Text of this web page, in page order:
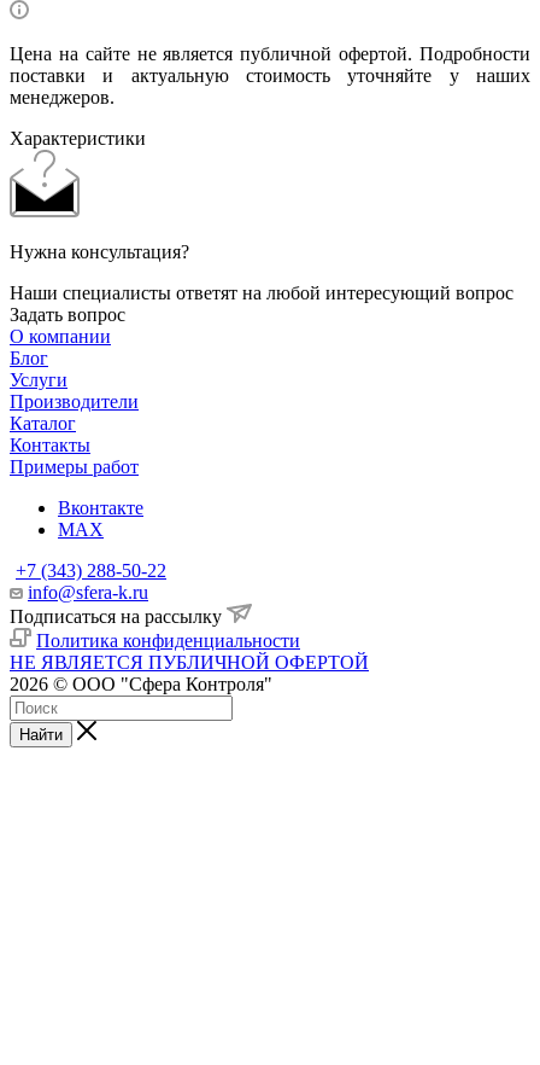
Цена на сайте не является публичной офертой. Подробности
поставки и актуальную стоимость уточняйте у наших
менеджеров.
Характеристики
Нужна консультация?
Наши специалисты ответят на любой интересующий вопрос
Задать вопрос
О компании
Блог
Услуги
Производители
Каталог
Контакты
Примеры работ
Вконтакте
MAX
+7 (343) 288-50-22
info@sfera-k.ru
Подписаться на рассылку
Политика конфиденциальности
НЕ ЯВЛЯЕТСЯ ПУБЛИЧНОЙ ОФЕРТОЙ
2026 © ООО "Сфера Контроля"
Найти